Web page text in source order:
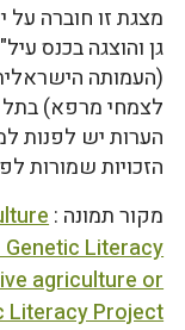
מצגת זו חוברה על
גן והוצגה בכנס
(העמותה
הזכויות שמורות
מקור תמונה :
Literacy
agriculture or
Literacy Project